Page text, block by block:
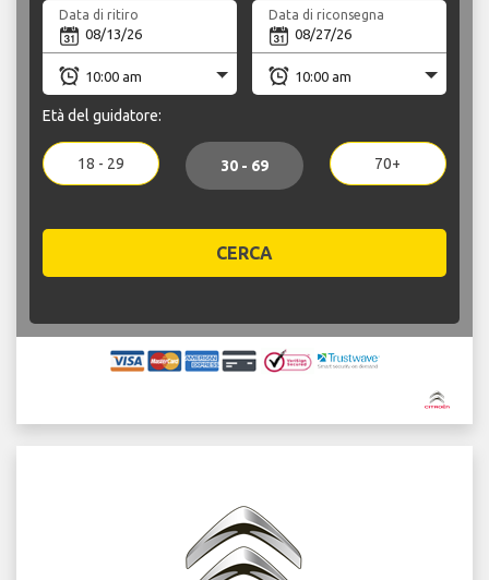
Data di ritiro Data di riconsegna
Età del guidatore:
18 - 29 30 - 69 70+
CERCA